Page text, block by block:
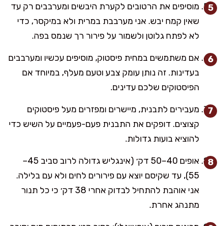
מוסיפים את הרטובים לקערת היבשים ומערבבים רק עד
שאין קמח יבש. אני מערבבת במרית ולא במיקסר, כדי
לא לפתח גלוטן ולשמור על פירור רך שנמס בפה.
אם משתמשים במחית פיסטוק, מוסיפים עכשיו ומערבבים
בעדינות. זה נותן עומק צבע וטעם מעלף, במיוחד אם
הפיסטוקים שלכם עדינים.
מעבירים לתבנית, מיישרים ומפזרים מעל פיסטוקים
קצוצים. דופקים את התבנית פעם-פעמיים על השיש כדי
להוציא בועות גדולות.
אופים 40–50 דק׳ (אינגליש גדולה לרוב סביב 45–
55), עד שקיסם יוצא עם פירורים לחים ולא עם בלילה.
אני אוהבת להתחיל לבדוק אחרי 38 דק׳ כי כל תנור
מתנהג אחרת.